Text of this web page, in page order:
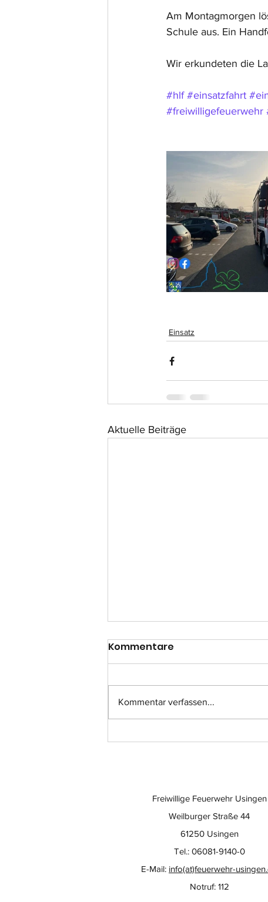
Am Montagmorgen
Schule aus. Ein
Wir erkundeten die
#hlf #einsatzfahrt
#freiwilligefeuerwehr
Einsatz
Aktuelle Beiträge
Einsatz-Nr.: 057
Kommentare
Kommentar verfassen...
Freiwillige Feuerwehr Usingen
Weilburger Straße 44
61250 Usingen
Tel.: 06081-9140-0
E-Mail: info(at)feuerwehr-
Notruf: 112